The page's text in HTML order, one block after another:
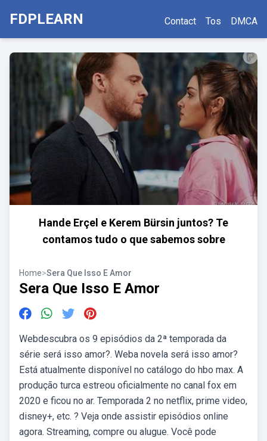
FDPLEARN Contact Tos DMCA
Hande Erçel e Kerem Bürsin juntos? Te
contamos tudo o que sabemos sobre
Home>Sera Que Isso E Amor
Sera Que Isso E Amor
Webdescubra os 9 episódios da 2ª temporada da
série será isso amor?. Weba novela será isso amor?
Está atualmente disponível no catálogo do hbo max. A
produção turca estreou oficialmente no canal fox em
2020 e ficou no ar. Temporada 2 no netflix, prime video,
disney+, etc. ? Veja onde assistir episódios online
agora. Streaming, compre ou alugue. Você pode